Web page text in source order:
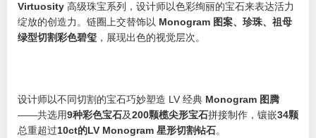
Virtuosity 高级珠宝系列，设计师以色彩绚丽的宝石来表达活力
绽放的创造力。链圈上交替饰以 Monogram 图案、珍珠、祖母
绿型切割彩色碧玺 ，展现出色的视觉层次。
设计师以不同切割的宝石巧妙塑造 LV 经典 Monogram 图腾
——共选用9种彩色宝石及200颗榄尖形宝石拼接制作，镶嵌34颗
总重超过10ct的LV Monogram 星形切割钻石。